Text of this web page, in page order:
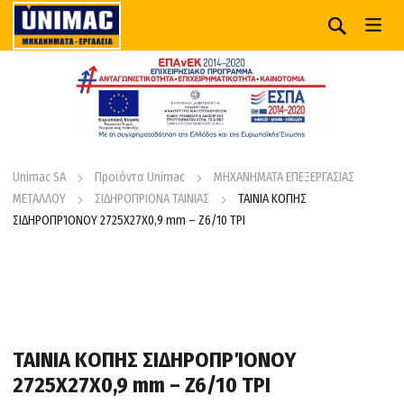
Unimac SA Προϊόντα Unimac
ΜΗΧΑΝΗΜΑΤΑ ΕΠΕΞΕΡΓΑΣΙΑΣ
ΜΕΤΑΛΛΟΥ
ΣΙΔΗΡΟΠΡΙΟΝΑ ΤΑΙΝΙΑΣ
ΤΑΙΝΙΑ ΚΟΠΗΣ
ΣΙΔΗΡΟΠΡΊΟΝΟΥ 2725Χ27Χ0,9 mm – Z6/10 TPI
ΤΑΙΝΙΑ ΚΟΠΗΣ ΣΙΔΗΡΟΠΡΊΟΝΟΥ
2725Χ27Χ0,9 mm – Z6/10 TPI